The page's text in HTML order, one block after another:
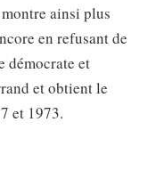
ainsi plus
en refusant de
démocrate et
et obtient le
et 1973.